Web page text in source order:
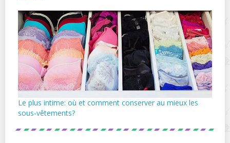
Le plus intime: où et comment conserver au mieux les
sous-vêtements?